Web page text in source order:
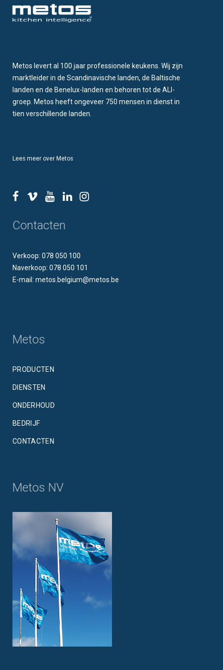
Metos levert al 100 jaar professionele keukens. Wij zijn
marktleider in de Scandinavische landen, de Baltische
landen en de Benelux-landen en behoren tot de ALI-
groep. Metos heeft ongeveer 750 mensen in dienst in
tien verschillende landen.
Lees meer over Metos
Contacten
Verkoop: 078 050 100
Naverkoop: 078 050 101
E-mail: metos.belgium@metos.be
Metos
PRODUCTEN
DIENSTEN
ONDERHOUD
BEDRIJF
CONTACTEN
Metos NV